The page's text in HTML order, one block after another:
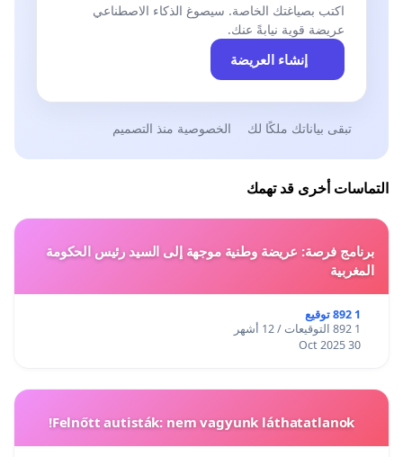
اكتب بصياغتك الخاصة. سيصوغ الذكاء الاصطناعي
عريضة قوية نيابةً عنك.
إنشاء العريضة
تبقى بياناتك ملكًا لك الخصوصية منذ التصميم
التماسات أخرى قد تهمك
برنامج فرصة: عريضة وطنية موجهة إلى السيد رئيس الحكومة
المغربية
1 892 توقيع
1 892 التوقيعات / 12 أشهر
30 Oct 2025
Felnőtt autisták: nem vagyunk láthatatlanok!